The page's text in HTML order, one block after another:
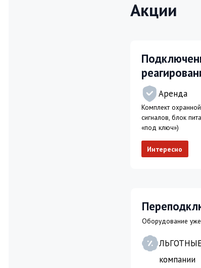
ЛЬГОТНЫЕ
компании
Скидка 15% от
Бесплатное
Первый месяц
2026 г.
Рассчитать стоимость
Наши